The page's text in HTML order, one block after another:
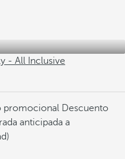
- All Inclusive
promocional Descuento
anticipada a